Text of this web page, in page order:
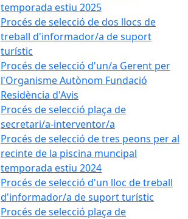
temporada estiu 2025
Procés de selecció de dos llocs de
treball d'informador/a de suport
turístic
Procés de selecció d'un/a Gerent per
l'Organisme Autònom Fundació
Residència d'Avis
Procés de selecció plaça de
secretari/a-interventor/a
Procés de selecció de tres peons per al
recinte de la piscina muncipal
temporada estiu 2024
Procés de selecció d'un lloc de treball
d'informador/a de suport turístic
Procés de selecció plaça de